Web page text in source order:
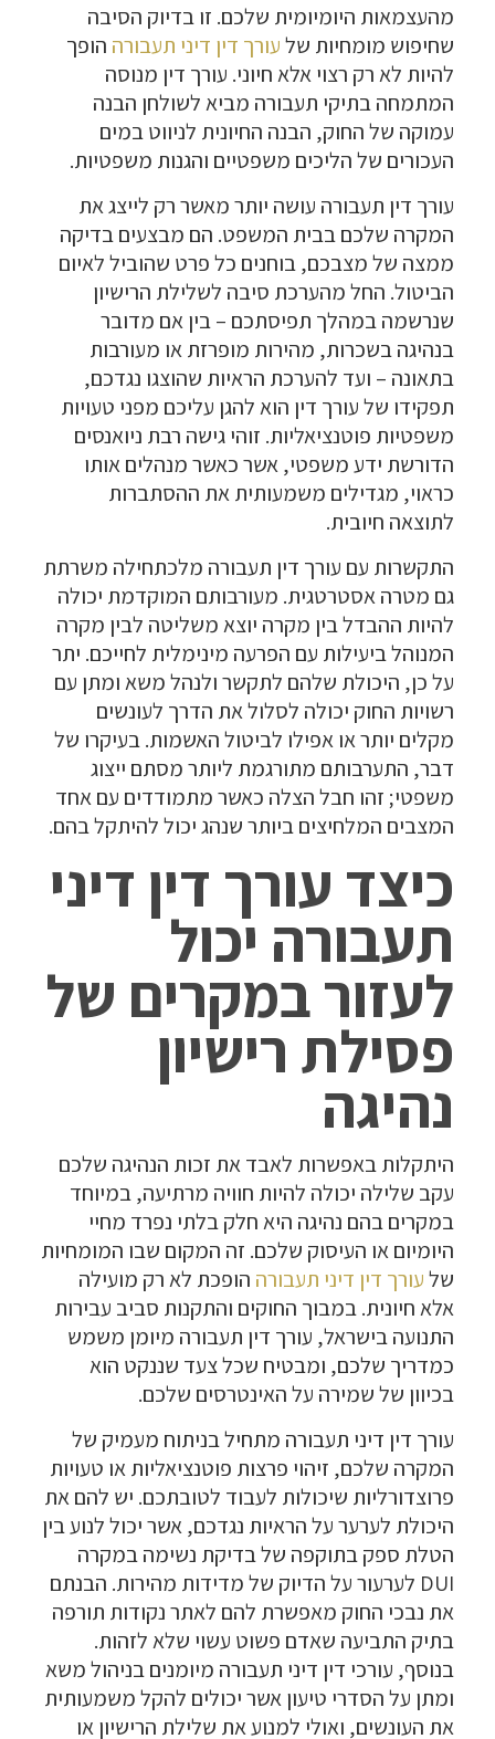
מהעצמאות היומיומית שלכם. זו בדיוק הסיבה
שחיפוש מומחיות שלעורך דין דיני תעבורה הופך
להיות לא רק רצוי אלא חיוני. עורך דין מנוסה
המתמחה בתיקי תעבורה מביא לשולחן הבנה
עמוקה של החוק, הבנה החיונית לניווט במים
העכורים של הליכים משפטיים והגנות משפטיות.
עורך דין תעבורה עושה יותר מאשר רק לייצג את
המקרה שלכם בבית המשפט. הם מבצעים בדיקה
ממצה של מצבכם, בוחנים כל פרט שהוביל לאיום
הביטול. החל מהערכת סיבה לשלילת הרישיון
שנרשמה במהלך תפיסתכם – בין אם מדובר
בנהיגה בשכרות, מהירות מופרזת או מעורבות
בתאונה – ועד להערכת הראיות שהוצגו נגדכם,
תפקידו של עורך דין הוא להגן עליכם מפני טעויות
משפטיות פוטנציאליות. זוהי גישה רבת ניואנסים
הדורשת ידע משפטי, אשר כאשר מנהלים אותו
כראוי, מגדילים משמעותית את ההסתברות
לתוצאה חיובית.
התקשרות עם עורך דין תעבורה מלכתחילה משרתת
גם מטרה אסטרטגית. מעורבותם המוקדמת יכולה
להיות ההבדל בין מקרה יוצא משליטה לבין מקרה
המנוהל ביעילות עם הפרעה מינימלית לחייכם. יתר
על כן, היכולת שלהם לתקשר ולנהל משא ומתן עם
רשויות החוק יכולה לסלול את הדרך לעונשים
מקלים יותר או אפילו לביטול האשמות. בעיקרו של
דבר, התערבותם מתורגמת ליותר מסתם ייצוג
משפטי; זהו חבל הצלה כאשר מתמודדים עם אחד
המצבים המלחיצים ביותר שנהג יכול להיתקל בהם.
כיצד עורך דין דיני
תעבורה יכול
לעזור במקרים של
פסילת רישיון
נהיגה
היתקלות באפשרות לאבד את זכות הנהיגה שלכם
עקב שלילה יכולה להיות חוויה מרתיעה, במיוחד
במקרים בהם נהיגה היא חלק בלתי נפרד מחיי
היומיום או העיסוק שלכם. זה המקום שבו המומחיות
שלעורך דין דיני תעבורה הופכת לא רק מועילה
אלא חיונית. במבוך החוקים והתקנות סביב עבירות
התנועה בישראל, עורך דין תעבורה מיומן משמש
כמדריך שלכם, ומבטיח שכל צעד שננקט הוא
בכיוון של שמירה על האינטרסים שלכם.
עורך דין דיני תעבורה מתחיל בניתוח מעמיק של
המקרה שלכם, זיהוי פרצות פוטנציאליות או טעויות
פרוצדורליות שיכולות לעבוד לטובתכם. יש להם את
היכולת לערער על הראיות נגדכם, אשר יכול לנוע בין
הטלת ספק בתוקפה של בדיקת נשימה במקרה
DUI לערעור על הדיוק של מדידות מהירות. הבנתם
את נבכי החוק מאפשרת להם לאתר נקודות תורפה
בתיק התביעה שאדם פשוט עשוי שלא לזהות.
בנוסף, עורכי דין דיני תעבורה מיומנים בניהול משא
ומתן על הסדרי טיעון אשר יכולים להקל משמעותית
את העונשים, ואולי למנוע את שלילת הרישיון או